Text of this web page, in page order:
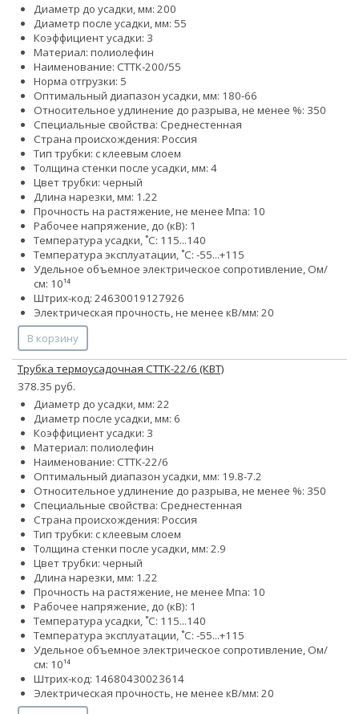
Диаметр до усадки, мм: 200
Диаметр после усадки, мм: 55
Коэффициент усадки: 3
Материал: полиолефин
Наименование: СТТК-200/55
Норма отгрузки: 5
Оптимальный диапазон усадки, мм: 180-66
Относительное удлинение до разрыва, не менее %: 350
Специальные свойства: Среднестенная
Страна происхождения: Россия
Тип трубки: с клеевым слоем
Толщина стенки после усадки, мм: 4
Цвет трубки: черный
Длина нарезки, мм: 1.22
Прочность на растяжение, не менее Мпа: 10
Рабочее напряжение, до (кВ): 1
Температура усадки, ˚С: 115...140
Температура эксплуатации, ˚С: -55...+115
Удельное объемное электрическое сопротивление, Ом/
см: 10¹⁴
Штрих-код: 24630019127926
Электрическая прочность, не менее кВ/мм: 20
В корзину
Трубка термоусадочная СТТК-22/6 (КВТ)
378.35 руб.
Диаметр до усадки, мм: 22
Диаметр после усадки, мм: 6
Коэффициент усадки: 3
Материал: полиолефин
Наименование: СТТК-22/6
Оптимальный диапазон усадки, мм: 19.8-7.2
Относительное удлинение до разрыва, не менее %: 350
Специальные свойства: Среднестенная
Страна происхождения: Россия
Тип трубки: с клеевым слоем
Толщина стенки после усадки, мм: 2.9
Цвет трубки: черный
Длина нарезки, мм: 1.22
Прочность на растяжение, не менее Мпа: 10
Рабочее напряжение, до (кВ): 1
Температура усадки, ˚С: 115...140
Температура эксплуатации, ˚С: -55...+115
Удельное объемное электрическое сопротивление, Ом/
см: 10¹⁴
Штрих-код: 14680430023614
Электрическая прочность, не менее кВ/мм: 20